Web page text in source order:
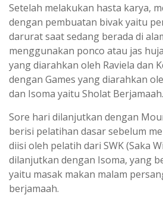
Setelah melakukan hasta karya,
dengan pembuatan bivak yaitu
darurat saat sedang berada di
menggunakan ponco atau jas
yang diarahkan oleh Raviela dan
dengan Games yang diarahkan
dan Isoma yaitu Sholat Berjamaah.
Sore hari dilanjutkan dengan
berisi pelatihan dasar sebelum
diisi oleh pelatih dari SWK (Saka
dilanjutkan dengan Isoma, yang
yaitu masak makan malam
berjamaah.